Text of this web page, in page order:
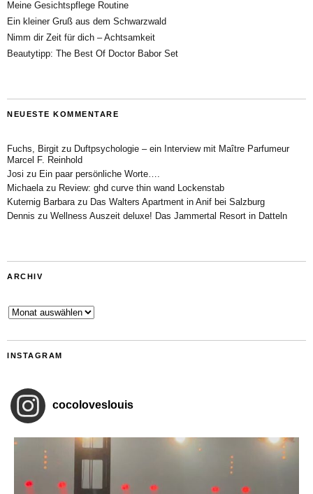
Meine Gesichtspflege Routine
Ein kleiner Gruß aus dem Schwarzwald
Nimm dir Zeit für dich – Achtsamkeit
Beautytipp: The Best Of Doctor Babor Set
NEUESTE KOMMENTARE
Fuchs, Birgit zu Duftpsychologie – ein Interview mit Maître Parfumeur
Marcel F. Reinhold
Josi zu Ein paar persönliche Worte….
Michaela zu Review: ghd curve thin wand Lockenstab
Kuternig Barbara zu Das Walters Apartment in Anif bei Salzburg
Dennis zu Wellness Auszeit deluxe! Das Jammertal Resort in Datteln
ARCHIV
Archiv
INSTAGRAM
cocoloveslouis